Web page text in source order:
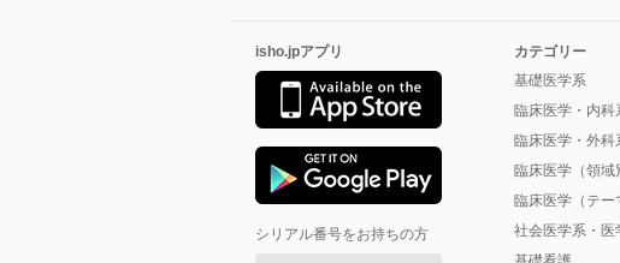
isho.jpアプリ
シリアル番号をお持ちの方
カテゴリー
基礎医学系
臨床医学・内科
臨床医学・外科
臨床医学（領域
臨床医学（テー
社会医学系・医